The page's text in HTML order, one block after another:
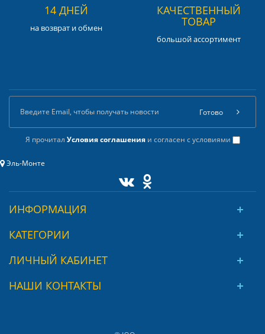
14 ДНЕЙ
на возврат и обмен
КАЧЕСТВЕННЫЙ
ТОВАР
большой ассортимент
Я прочитал Условия соглашенияи согласен с условиями
Готово
Эль-Монте
ИНФОРМАЦИЯ
КАТЕГОРИИ
ЛИЧНЫЙ КАБИНЕТ
НАШИ КОНТАКТЫ